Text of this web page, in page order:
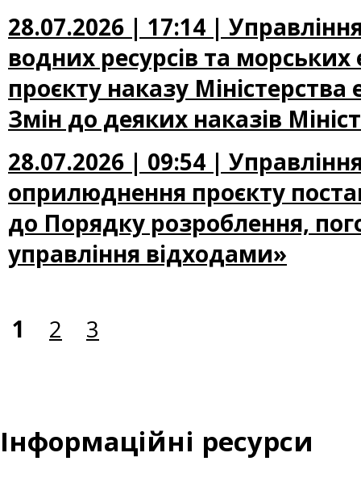
28.07.2026 | 17:14 |
водних ресурсів та
проєкту наказу
Змін до деяких наказів
28.07.2026 | 09:54 |
оприлюднення проєкту
до Порядку розроблення,
управління відходами»
1 2 3
Інформаційні ресурси